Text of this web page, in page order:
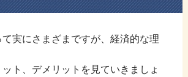
実にさまざまですが、経済的な理
ト、デメリットを見ていきましょ